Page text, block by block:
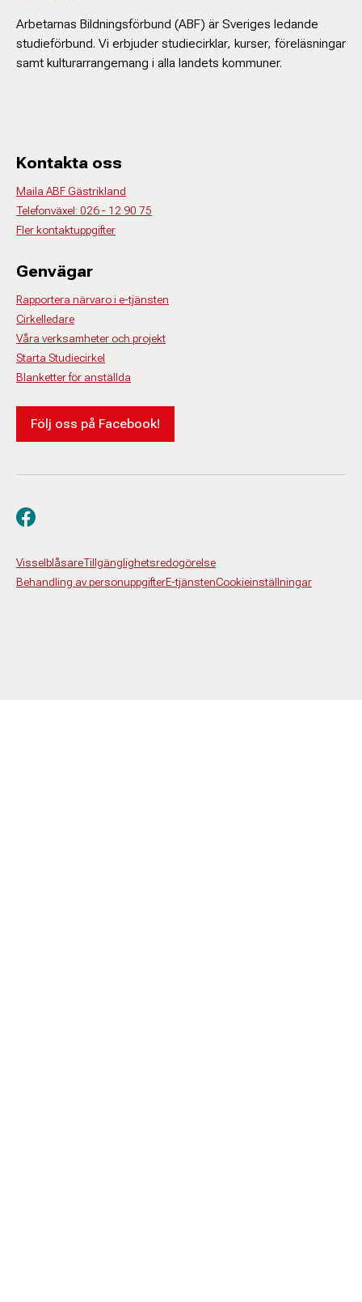
Arbetarnas Bildningsförbund (ABF) är Sveriges ledande
studieförbund. Vi erbjuder studiecirklar, kurser, föreläsningar
samt kulturarrangemang i alla landets kommuner.
Kontakta oss
Maila ABF Gästrikland
Telefonväxel: 026 - 12 90 75
Fler kontaktuppgifter
Genvägar
Rapportera närvaro i e-tjänsten
Cirkelledare
Våra verksamheter och projekt
Starta Studiecirkel
Blanketter för anställda
Följ oss på Facebook!
VisselblåsareTillgänglighetsredogörelse
Behandling av personuppgifterE-tjänstenCookieinställningar
Besök oss på facebook